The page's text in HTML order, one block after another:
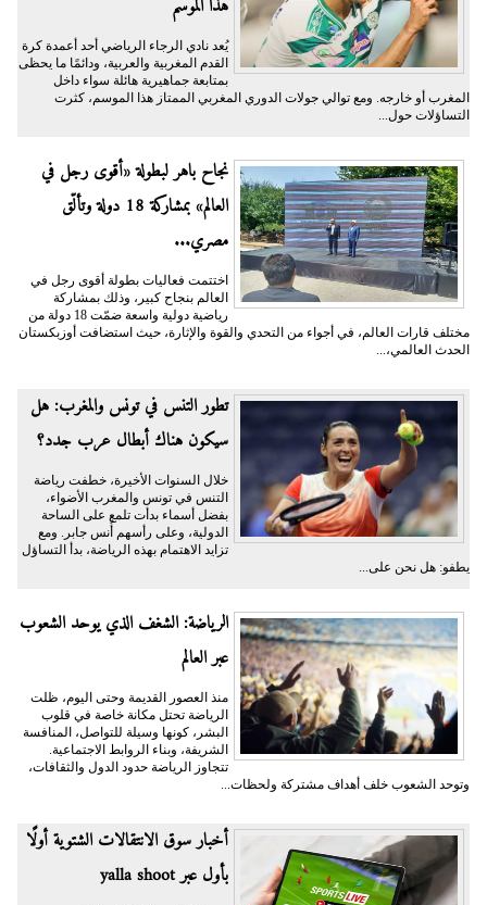
هذا الموسم
يُعد نادي الرجاء الرياضي أحد أعمدة كرة
القدم المغربية والعربية، ودائمًا ما يحظى
بمتابعة جماهيرية هائلة سواء داخل
المغرب أو خارجه. ومع توالي جولات الدوري المغربي الممتاز هذا الموسم، كثرت
التساؤلات حول...
نجاح باهر لبطولة «أقوى رجل في
العالم» بمشاركة 18 دولة وتألّق
مصري...
اختتمت فعاليات بطولة أقوى رجل في
العالم بنجاح كبير، وذلك بمشاركة
رياضية دولية واسعة ضمّت 18 دولة من
مختلف قارات العالم، في أجواء من التحدي والقوة والإثارة، حيث استضافت أوزبكستان
الحدث العالمي،...
تطور التنس في تونس والمغرب: هل
سيكون هناك أبطال عرب جدد؟
خلال السنوات الأخيرة، خطفت رياضة
التنس في تونس والمغرب الأضواء،
بفضل أسماء بدأت تلمع على الساحة
الدولية، وعلى رأسهم أُنس جابر. ومع
تزايد الاهتمام بهذه الرياضة، بدأ التساؤل
يطفو: هل نحن على...
الرياضة: الشغف الذي يوحد الشعوب
عبر العالم
منذ العصور القديمة وحتى اليوم، ظلت
الرياضة تحتل مكانة خاصة في قلوب
البشر، كونها وسيلة للتواصل، المنافسة
الشريفة، وبناء الروابط الاجتماعية.
تتجاوز الرياضة حدود الدول والثقافات،
وتوحد الشعوب خلف أهداف مشتركة ولحظات...
أخبار سوق الانتقالات الشتوية أولًا
بأول عبر yalla shoot